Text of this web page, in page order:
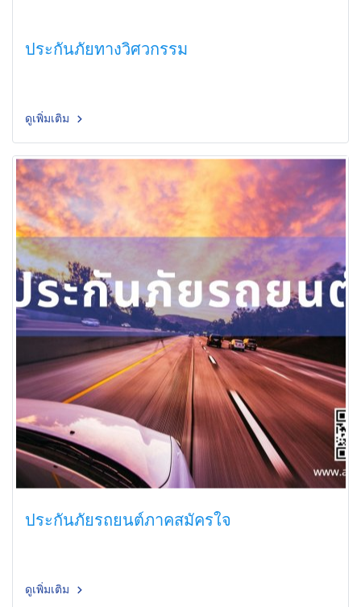
ประกันภัยทางวิศวกรรม
ดูเพิ่มเติม
ประกันภัยรถยนต์ภาคสมัครใจ
ดูเพิ่มเติม